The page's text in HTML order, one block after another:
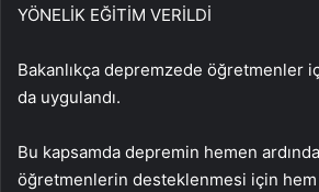
YÖNELİK EĞİTİM VERİLDİ
Bakanlıkça depremzede öğretmenler
da uygulandı.
Bu kapsamda depremin hemen
öğretmenlerin desteklenmesi için